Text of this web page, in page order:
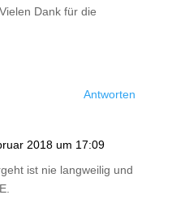
Dank für die
Antworten
2018 um 17:09
ist nie langweilig und